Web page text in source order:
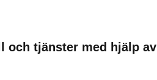
och tjänster med hjälp av